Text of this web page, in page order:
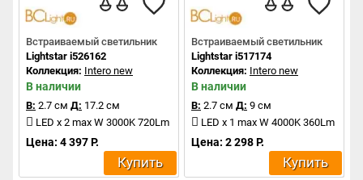
Встраиваемый светильник
Lightstar i526162
Коллекция: Intero new
В наличии
В: 2.7 см Д: 17.2 см
LED x 2 max W 3000K 720Lm
Цена: 4 397 Р.
Купить
Встраиваемый светильник
Lightstar i517174
Коллекция: Intero new
В наличии
В: 2.7 см Д: 9 см
LED x 1 max W 4000K 360Lm
Цена: 2 298 Р.
Купить